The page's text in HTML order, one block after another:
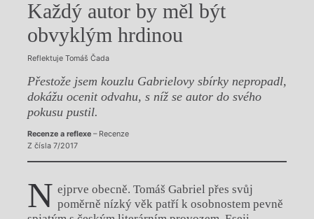
Každý autor by měl být
obvyklým hrdinou
Reflektuje Tomáš Čada
Přestože jsem kouzlu Gabrielovy sbírky nepropadl,
dokážu ocenit odvahu, s níž se autor do svého
pokusu pustil.
Recenze a reflexe– Recenze
Z čísla 7/2017
N ejprve obecně. Tomáš Gabriel přes svůj
poměrně nízký věk patří k osobnostem pevně